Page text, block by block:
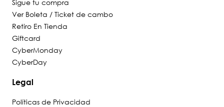
5.
ergonomicos
6.
zapatillas
7.
botin niño
8.
ergonomico
10.
Sigue tu compra
Ver Boleta / Ticket de cambo
Retiro En Tienda
Giftcard
CyberMonday
CyberDay
Legal
Políticas de Privacidad